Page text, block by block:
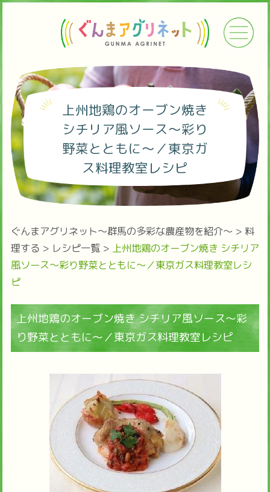
上州地鶏のオーブン焼き
シチリア風ソース～彩り
野菜とともに～／東京ガ
ス料理教室レシピ
ぐんまアグリネット～群馬の多彩な農産物を紹介～ > 料
理する > レシピ一覧> 上州地鶏のオーブン焼き シチリア
風ソース～彩り野菜とともに～／東京ガス料理教室レシ
ピ
上州地鶏のオーブン焼き シチリア風ソース～彩
り野菜とともに～／東京ガス料理教室レシピ